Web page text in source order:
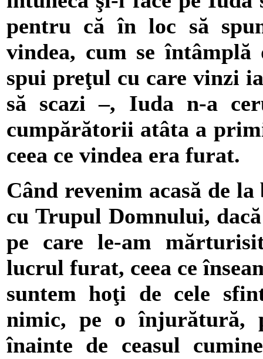
pentru că în loc să
vindea, cum se
spui preţul cu care vinzi
să scazi –, Iuda n-a
cumpărătorii atâta a
ceea ce vindea era furat.
Când revenim acasă de
cu Trupul Domnului,
pe care le-am
lucrul furat, ceea ce
suntem hoţi de cele
nimic, pe o înjurătură,
înainte de ceasul